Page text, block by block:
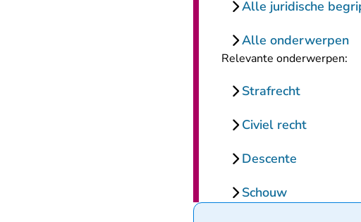
Alle juridische
Alle onderwerpen
Relevante onderwerpen:
Strafrecht
Civiel recht
Descente
Schouw